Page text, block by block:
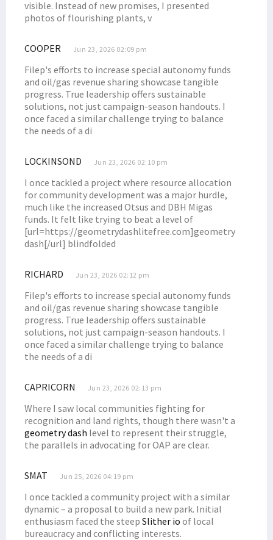
visible. Instead of new promises, I presented
photos of flourishing plants, v
COOPER Jun 23, 2026 02:09 pm
Filep's efforts to increase special autonomy funds
and oil/gas revenue sharing showcase tangible
progress. True leadership offers sustainable
solutions, not just campaign-season handouts. I
once faced a similar challenge trying to balance
the needs of a di
LOCKINSOND Jun 23, 2026 02:10 pm
I once tackled a project where resource allocation
for community development was a major hurdle,
much like the increased Otsus and DBH Migas
funds. It felt like trying to beat a level of
[url=https://geometrydashlitefree.com]geometry
dash[/url] blindfolded
RICHARD Jun 23, 2026 02:12 pm
Filep's efforts to increase special autonomy funds
and oil/gas revenue sharing showcase tangible
progress. True leadership offers sustainable
solutions, not just campaign-season handouts. I
once faced a similar challenge trying to balance
the needs of a di
CAPRICORN Jun 23, 2026 02:13 pm
Where I saw local communities fighting for
recognition and land rights, though there wasn't a
geometry dash level to represent their struggle,
the parallels in advocating for OAP are clear.
SMAT Jun 25, 2026 04:19 pm
I once tackled a community project with a similar
dynamic – a proposal to build a new park. Initial
enthusiasm faced the steep Slither io of local
bureaucracy and conflicting interests.